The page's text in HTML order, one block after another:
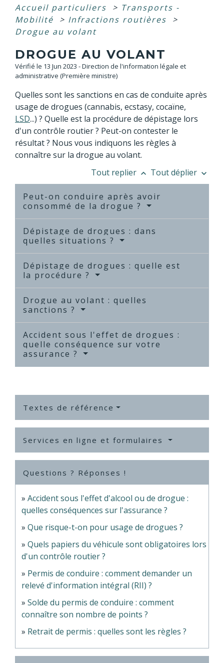
Accueil particuliers > Transports -
Mobilité
> Infractions routières
>
Drogue au volant
DROGUE AU VOLANT
Vérifié le 13 Jun 2023 - Direction de l'information légale et
administrative (Première ministre)
Quelles sont les sanctions en cas de conduite après
usage de drogues (cannabis, ecstasy, cocaïne,
LSD...) ? Quelle est la procédure de dépistage lors
d'un contrôle routier ? Peut-on contester le
résultat ? Nous vous indiquons les règles à
connaître sur la drogue au volant.
Tout replier keyboard_arrow_up Tout déplier keyboard_arrow_down
Peut-on conduire après avoir
consommé de la drogue ?
Dépistage de drogues : dans
quelles situations ?
Dépistage de drogues : quelle est
la procédure ?
Drogue au volant : quelles
sanctions ?
Accident sous l'effet de drogues :
quelle conséquence sur votre
assurance ?
Textes de référence
Services en ligne et formulaires
Questions ? Réponses !
Accident sous l'effet d'alcool ou de drogue :
quelles conséquences sur l'assurance ?
Que risque-t-on pour usage de drogues ?
Quels papiers du véhicule sont obligatoires lors
d'un contrôle routier ?
Permis de conduire : comment demander un
relevé d'information intégral (RII) ?
Solde du permis de conduire : comment
connaître son nombre de points ?
Retrait de permis : quelles sont les règles ?